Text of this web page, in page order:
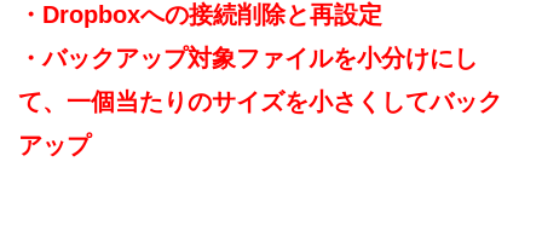
・Dropboxへの接続削除と再設定
・バックアップ対象ファイルを小分けにし
て、一個当たりのサイズを小さくしてバック
アップ